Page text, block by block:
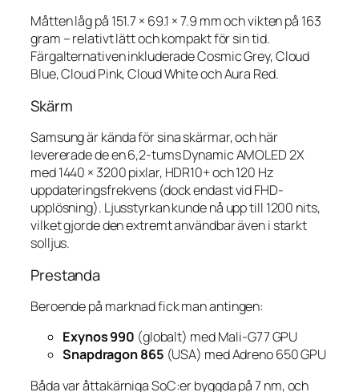
Måtten låg på 151.7 × 69.1 × 7.9 mm och vikten på 163
gram – relativt lätt och kompakt för sin tid.
Färgalternativen inkluderade Cosmic Grey, Cloud
Blue, Cloud Pink, Cloud White och Aura Red.
Skärm
Samsung är kända för sina skärmar, och här
levererade de en 6,2-tums Dynamic AMOLED 2X
med 1440 × 3200 pixlar, HDR10+ och 120 Hz
uppdateringsfrekvens (dock endast vid FHD-
upplösning). Ljusstyrkan kunde nå upp till 1200 nits,
vilket gjorde den extremt användbar även i starkt
solljus.
Prestanda
Beroende på marknad fick man antingen:
Exynos 990 (globalt) med Mali-G77 GPU
Snapdragon 865 (USA) med Adreno 650 GPU
Båda var åttakärniga SoC:er byggda på 7 nm, och